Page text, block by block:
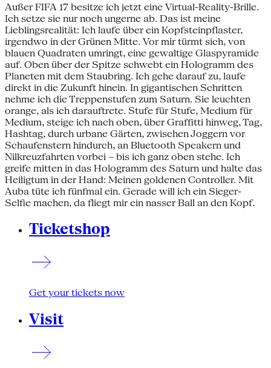
Außer FIFA 17 besitze ich jetzt eine Virtual-Reality-Brille.
Ich setze sie nur noch ungerne ab. Das ist meine
Lieblingsrealität: Ich laufe über ein Kopfsteinpflaster,
irgendwo in der Grünen Mitte. Vor mir türmt sich, von
blauen Quadraten umringt, eine gewaltige Glaspyramide
auf. Oben über der Spitze schwebt ein Hologramm des
Planeten mit dem Staubring. Ich gehe darauf zu, laufe
direkt in die Zukunft hinein. In gigantischen Schritten
nehme ich die Treppenstufen zum Saturn. Sie leuchten
orange, als ich darauftrete. Stufe für Stufe, Medium für
Medium, steige ich nach oben, über Graffitti hinweg, Tag,
Hashtag, durch urbane Gärten, zwischen Joggern vor
Schaufenstern hindurch, an Bluetooth Speakern und
Nilkreuzfahrten vorbei – bis ich ganz oben stehe. Ich
greife mitten in das Hologramm des Saturn und halte das
Heiligtum in der Hand: Meinen goldenen Controller. Mit
Auba tüte ich fünfmal ein. Gerade will ich ein Sieger-
Selfie machen, da fliegt mir ein nasser Ball an den Kopf.
Ticketshop
Get your tickets now
Visit